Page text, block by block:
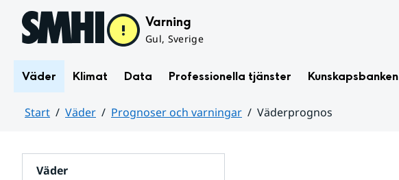
Hoppa till sidans innehåll Varning
Gul, Sverige
Väder Klimat Data Professionella tjänster Kunskapsbanken
Start Väder Prognoser och varningar
Väderprognos
Väder
för
varningar